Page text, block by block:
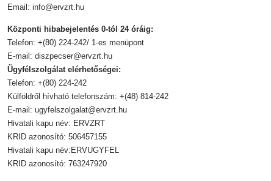
Email: info@ervzrt.hu
Központi hibabejelentés 0-tól 24 óráig:
Telefon: +(80) 224-242/ 1-es menüpont
E-mail: diszpecser@ervzrt.hu
Ügyfélszolgálat elérhetőségei:
Telefon: +(80) 224-242
Külföldről hívható telefonszám: +(48) 814-242
E-mail: ugyfelszolgalat@ervzrt.hu
Hivatali kapu név: ERVZRT
KRID azonosító: 506457155
Hivatali kapu név:ERVUGYFEL
KRID azonosító: 763247920